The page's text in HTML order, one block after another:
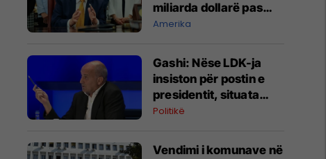
miliarda dollarë pas
anulimit të tarifave të
Amerika
Gashi: Nëse LDK-ja
insiston për postin e
presidentit, situata
komplikohet - pres që
Politikë
Vendimi i komunave në